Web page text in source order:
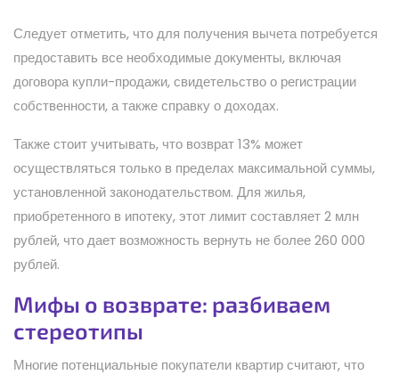
Следует отметить, что для получения вычета потребуется
предоставить все необходимые документы, включая
договора купли-продажи, свидетельство о регистрации
собственности, а также справку о доходах.
Также стоит учитывать, что возврат 13% может
осуществляться только в пределах максимальной суммы,
установленной законодательством. Для жилья,
приобретенного в ипотеку, этот лимит составляет 2 млн
рублей, что дает возможность вернуть не более 260 000
рублей.
Мифы о возврате: разбиваем
стереотипы
Многие потенциальные покупатели квартир считают, что